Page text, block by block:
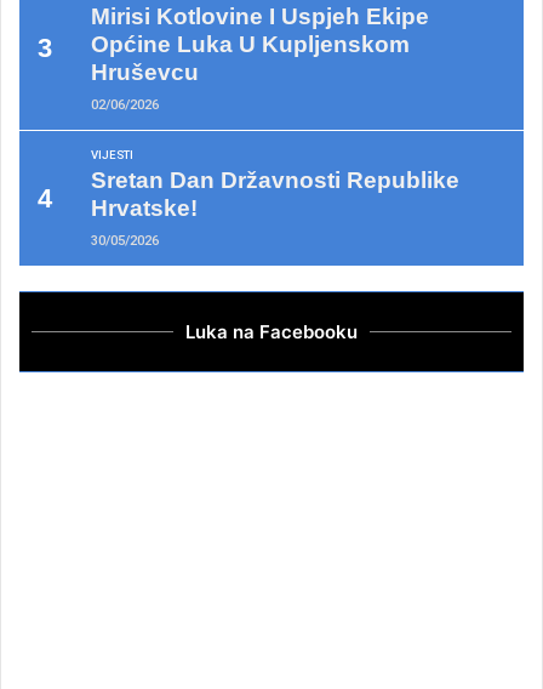
Mirisi Kotlovine I Uspjeh Ekipe
Općine Luka U Kupljenskom
Hruševcu
02/06/2026
VIJESTI
Sretan Dan Državnosti Republike
Hrvatske!
30/05/2026
Luka na Facebooku